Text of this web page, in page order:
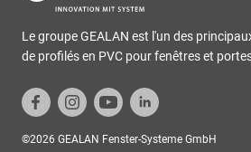
Le groupe GEALAN est l'un des
de profilés en PVC pour fenêtres et
©2026 GEALAN Fenster-Systeme GmbH